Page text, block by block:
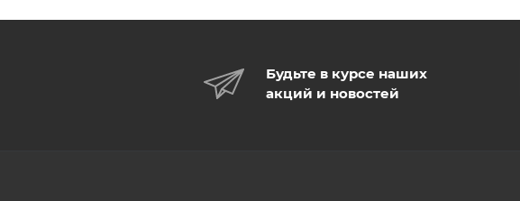
Будьте в курсе наших
акций и новостей